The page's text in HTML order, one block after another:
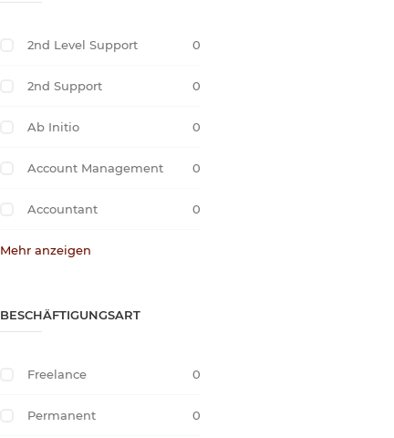
2nd Level Support 0
2nd Support 0
Ab Initio 0
Account Management 0
Accountant 0
Mehr anzeigen
BESCHÄFTIGUNGSART
Freelance 0
Permanent 0